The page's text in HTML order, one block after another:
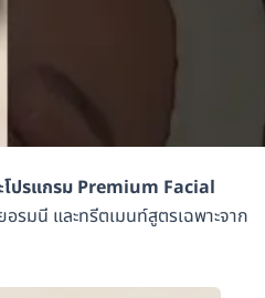
โปรแกรม Premium Facial
รมนี และทรีตเมนท์สูตรเฉพาะจาก